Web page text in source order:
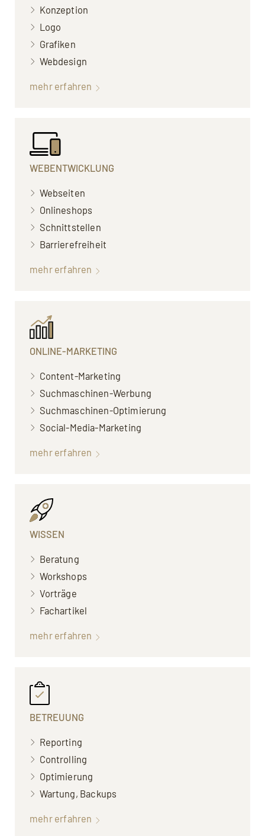
Konzeption
Logo
Grafiken
Webdesign
mehr erfahren
WEBENTWICKLUNG
Webseiten
Onlineshops
Schnittstellen
Barrierefreiheit
mehr erfahren
ONLINE-MARKETING
Content-Marketing
Suchmaschinen-Werbung
Suchmaschinen-Optimierung
Social-Media-Marketing
mehr erfahren
WISSEN
Beratung
Workshops
Vorträge
Fachartikel
mehr erfahren
BETREUUNG
Reporting
Controlling
Optimierung
Wartung, Backups
mehr erfahren